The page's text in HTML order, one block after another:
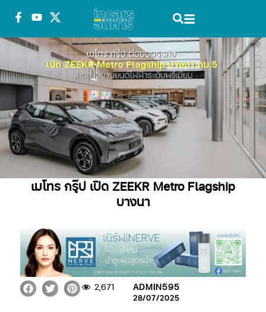
เมโทร กรุ๊ป เปิด ZEEKR Metro Flagship
บางนา
ADMIN595
28/07/2025
2,671